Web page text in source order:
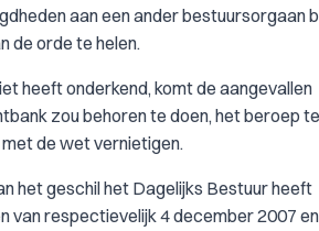
aan een ander bestuursorgaan
de orde te helen.
heeft onderkend, komt de aangevallen
zou behoren te doen, het beroep
de wet vernietigen.
het geschil het Dagelijks Bestuur heeft
van respectievelijk 4 december 2007